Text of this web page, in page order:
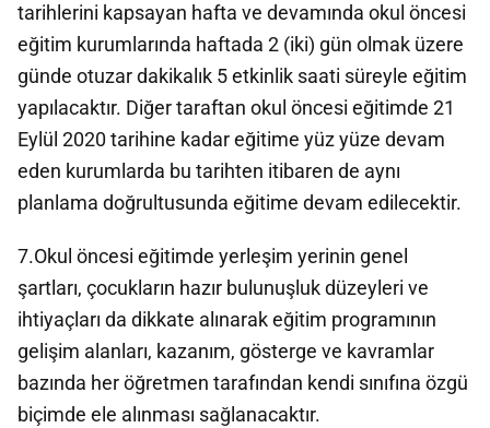
tarihlerini kapsayan hafta ve devamında okul öncesi
eğitim kurumlarında haftada 2 (iki) gün olmak üzere
günde otuzar dakikalık 5 etkinlik saati süreyle eğitim
yapılacaktır. Diğer taraftan okul öncesi eğitimde 21
Eylül 2020 tarihine kadar eğitime yüz yüze devam
eden kurumlarda bu tarihten itibaren de aynı
planlama doğrultusunda eğitime devam edilecektir.
7.Okul öncesi eğitimde yerleşim yerinin genel
şartları, çocukların hazır bulunuşluk düzeyleri ve
ihtiyaçları da dikkate alınarak eğitim programının
gelişim alanları, kazanım, gösterge ve kavramlar
bazında her öğretmen tarafından kendi sınıfına özgü
biçimde ele alınması sağlanacaktır.